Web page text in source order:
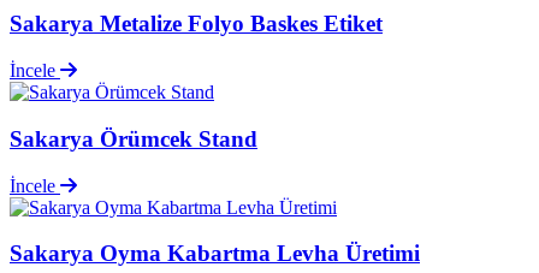
Sakarya Metalize Folyo Baskes Etiket
İncele
Sakarya Örümcek Stand
İncele
Sakarya Oyma Kabartma Levha Üretimi